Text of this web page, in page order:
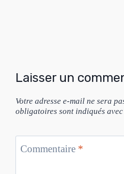
Laisser un
Votre adresse e-mail ne sera
obligatoires sont indiqués avec
Commentaire *